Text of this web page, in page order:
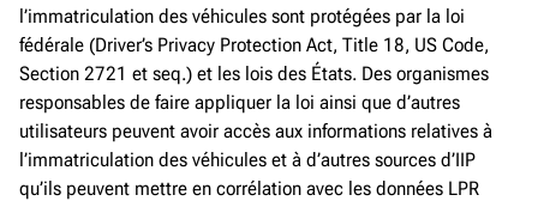
l’immatriculation des véhicules sont protégées par la loi
fédérale (Driver’s Privacy Protection Act, Title 18, US Code,
Section 2721 et seq.) et les lois des États. Des organismes
responsables de faire appliquer la loi ainsi que d’autres
utilisateurs peuvent avoir accès aux informations relatives à
l’immatriculation des véhicules et à d’autres sources d’IIP
qu’ils peuvent mettre en corrélation avec les données LPR